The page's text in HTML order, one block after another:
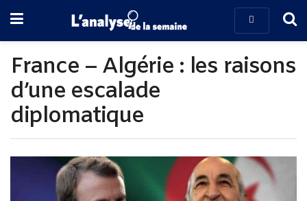
France – Algérie : les raisons
d’une escalade
diplomatique